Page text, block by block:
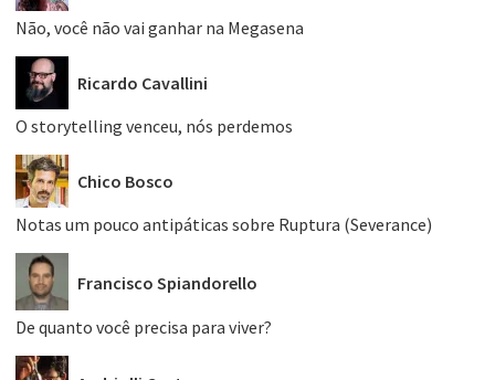
Não, você não vai ganhar na Megasena
Ricardo Cavallini
O storytelling venceu, nós perdemos
Chico Bosco
Notas um pouco antipáticas sobre Ruptura (Severance)
Francisco Spiandorello
De quanto você precisa para viver?